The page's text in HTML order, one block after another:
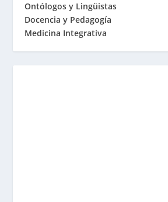
Ontólogos y Lingüistas
Docencia y Pedagogía
Medicina Integrativa